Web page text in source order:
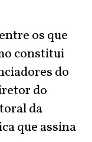
os que
constitui
do
do
da
que assina